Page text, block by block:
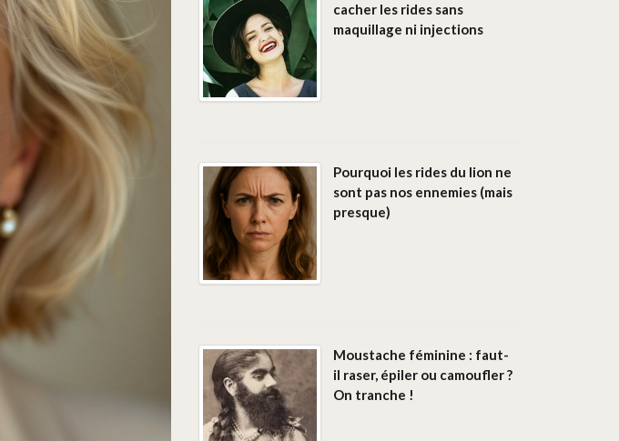
cacher les rides sans
maquillage ni injections
Pourquoi les rides du lion ne
sont pas nos ennemies (mais
presque)
Moustache féminine : faut-
il raser, épiler ou camoufler ?
On tranche !